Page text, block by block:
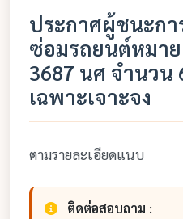
ประกาศผู้ชนะกา
ซ่อมรถยนต์หมา
3687 นศ จำนวน
เฉพาะเจาะจง
ตามรายละเอียดแนบ
ติดต่อสอบถาม :